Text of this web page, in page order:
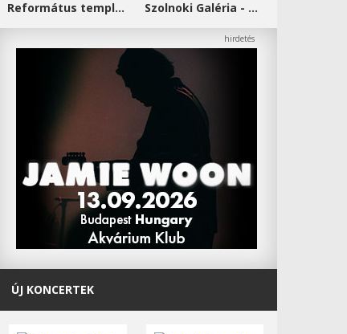
Református templom - Salgótarján Szolnoki Galéria - Damjanich János Múzeum
ÚJ KONCERTEK